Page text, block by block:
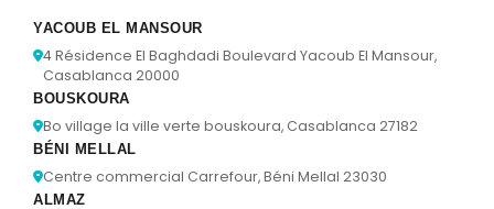
YACOUB EL MANSOUR
4 Résidence El Baghdadi Boulevard Yacoub El Mansour,
Casablanca 20000
BOUSKOURA
Bo village la ville verte bouskoura, Casablanca 27182
BÉNI MELLAL
Centre commercial Carrefour, Béni Mellal 23030
ALMAZ